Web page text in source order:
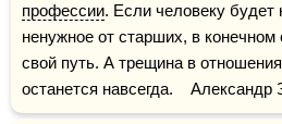
профессии. Если человеку будет
ненужное от старших, в конечном
свой путь. А трещина в
останется навсегда.    Александр